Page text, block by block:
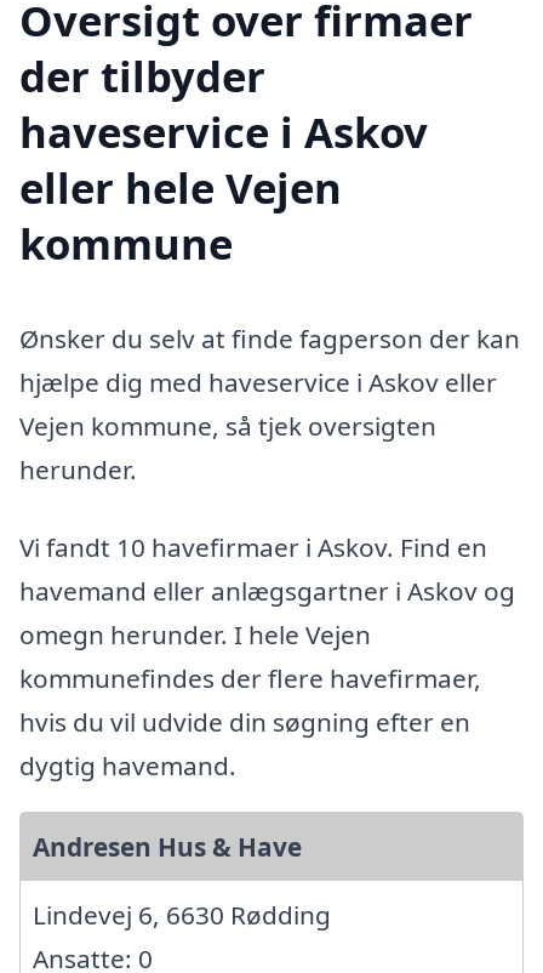
Oversigt over firmaer
der tilbyder
haveservice i Askov
eller hele Vejen
kommune
Ønsker du selv at finde fagperson der kan
hjælpe dig med haveservice i Askov eller
Vejen kommune, så tjek oversigten
herunder.
Vi fandt 10 havefirmaer i Askov. Find en
havemand eller anlægsgartner i Askov og
omegn herunder. I hele Vejen
kommunefindes der flere havefirmaer,
hvis du vil udvide din søgning efter en
dygtig havemand.
Andresen Hus & Have
Lindevej 6, 6630 Rødding
Ansatte: 0